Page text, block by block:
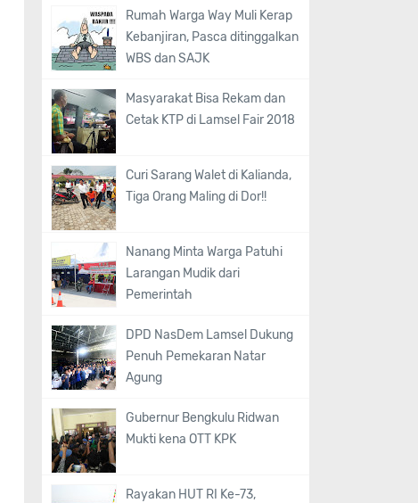
Rumah Warga Way Muli Kerap
Kebanjiran, Pasca ditinggalkan
WBS dan SAJK
Masyarakat Bisa Rekam dan
Cetak KTP di Lamsel Fair 2018
Curi Sarang Walet di Kalianda,
Tiga Orang Maling di Dor!!
Nanang Minta Warga Patuhi
Larangan Mudik dari
Pemerintah
DPD NasDem Lamsel Dukung
Penuh Pemekaran Natar
Agung
Gubernur Bengkulu Ridwan
Mukti kena OTT KPK
Rayakan HUT RI Ke-73,